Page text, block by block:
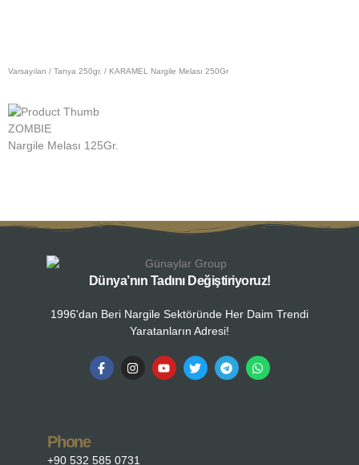
Varsayılan / Tanya 250gr. / KARAMEL Nargile Melası 250Gr
ZOMBIE
Nargile Melası 125Gr.
Dünya’nın Tadını Değiştiriyoruz!
1996'dan Beri Nargile Sektöründe Her Daim Trendi
Yaratanların Adresi!
Phone
+90 532 585 0731